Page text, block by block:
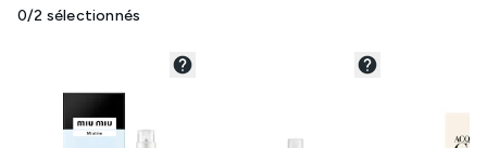
0/2 sélectionnés